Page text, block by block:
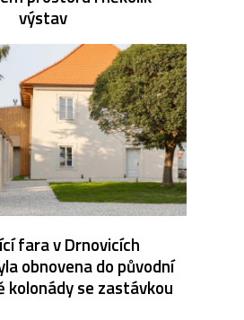
výstav
fara v Drnovicích
obnovena do původní
kolonády se zastávkou